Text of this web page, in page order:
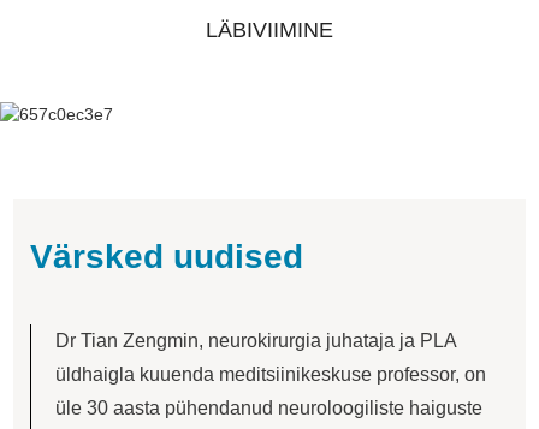
LÄBIVIIMINE
Värsked uudised
Dr Tian Zengmin, neurokirurgia juhataja ja PLA
üldhaigla kuuenda meditsiinikeskuse professor, on
üle 30 aasta pühendanud neuroloogiliste haiguste